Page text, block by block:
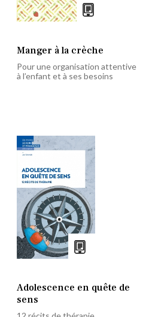
Manger à la crèche
Pour une organisation attentive
à l’enfant et à ses besoins
Adolescence en quête de
sens